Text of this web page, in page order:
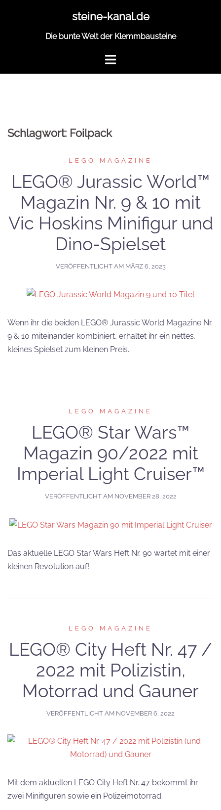
steine-kanal.de
Die bunte Welt der Klemmbausteine
Schlagwort: Foilpack
LEGO MAGAZINE
LEGO® Jurassic World™
Magazin Nr. 9 & 10 mit
Vic Hoskins Minifigur und
Dino-Spielset
VERÖFFENTLICHT AM MÄRZ 6, 2023
Wenn ihr die beiden LEGO® Jurassic World Magazine Nr.
9 & 10 miteinander kombiniert, erhaltet ihr ein nettes,
kleines Spielset zum kleinen Preis.
LEGO MAGAZINE
LEGO® Star Wars™
Magazin 90/2022 mit
Imperial Light Cruiser™
VERÖFFENTLICHT AM NOVEMBER 28, 2022
Das aktuelle LEGO Star Wars Heft Nr. 90 wartet mit einer
kleinen Revolution auf!
LEGO MAGAZINE
LEGO® City Heft Nr. 47 /
2022 mit Polizistin,
Motorrad und Gauner
VERÖFFENTLICHT AM NOVEMBER 6, 2022
Mit dem aktuellen LEGO City Heft Nr. 47 bekommt ihr
zwei Minifiguren sowie ein Polizeimotorrad.